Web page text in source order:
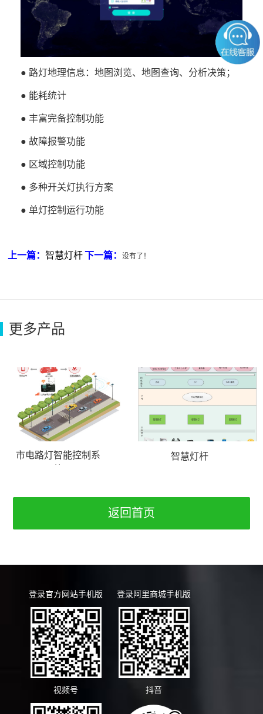
● 路灯地理信息：地图浏览、地图查询、分析决策；
● 能耗统计
● 丰富完备控制功能
● 故障报警功能
● 区域控制功能
● 多种开关灯执行方案
● 单灯控制运行功能
上一篇：智慧灯杆 下一篇：没有了！
更多产品
市电路灯智能控制系
智慧灯杆
返回首页
登录官方网站手机版 登录阿里商城手机版
视频号 抖音